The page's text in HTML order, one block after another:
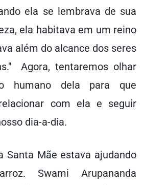
ela se lembrava de sua
ela habitava em um reino
além do alcance dos seres
Agora, tentaremos olhar
humano dela para que
com ela e seguir
dia-a-dia.
Santa Mãe estava ajudando
Swami Arupananda